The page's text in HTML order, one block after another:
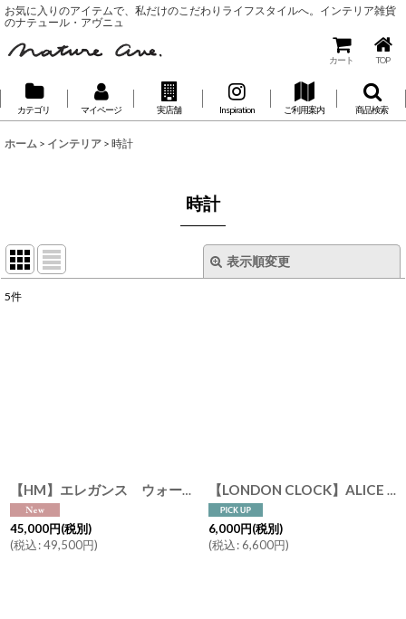
お気に入りのアイテムで、私だけのこだわりライフスタイルへ。インテリア雑貨
のナテュール・アヴニュ
カート TOP
カテゴリ マイページ 実店舗 Inspiration ご利用案内 商品検索
ホーム > インテリア > 時計
時計
表示順変更
5件
【HM】エレガンス ウォールクロック スクエア Elegance Wall Clock 60cmx60cm かけ時計 インテリア
45,000円(税別)
(税込:49,500円)
【LONDON CLOCK】ALICE GREY ロンドンクロック アリス グレー イギリス ロンドン おしゃれ 掛時計 英国 保証書
6,000円(税別)
(税込:6,600円)